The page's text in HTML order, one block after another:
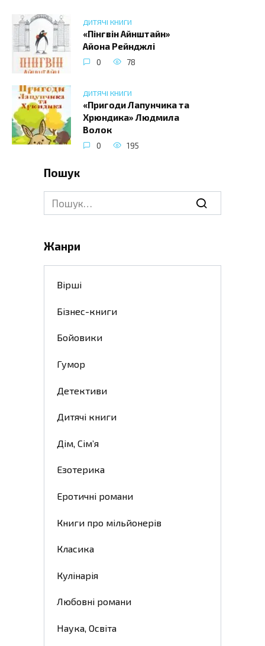
ДИТЯЧІ КНИГИ
«Пінгвін Айнштайн»
Айона Рейнджлі
0 78
ДИТЯЧІ КНИГИ
«Пригоди Лапунчика та
Хрюндика» Людмила
Волок
0 195
Пошук
Search
for:
Жанри
Вірші
Бізнес-книги
Бойовики
Гумор
Детективи
Дитячі книги
Дім, Сім’я
Езотерика
Еротичні романи
Книги про мільйонерів
Класика
Кулінарія
Любовні романи
Наука, Освіта